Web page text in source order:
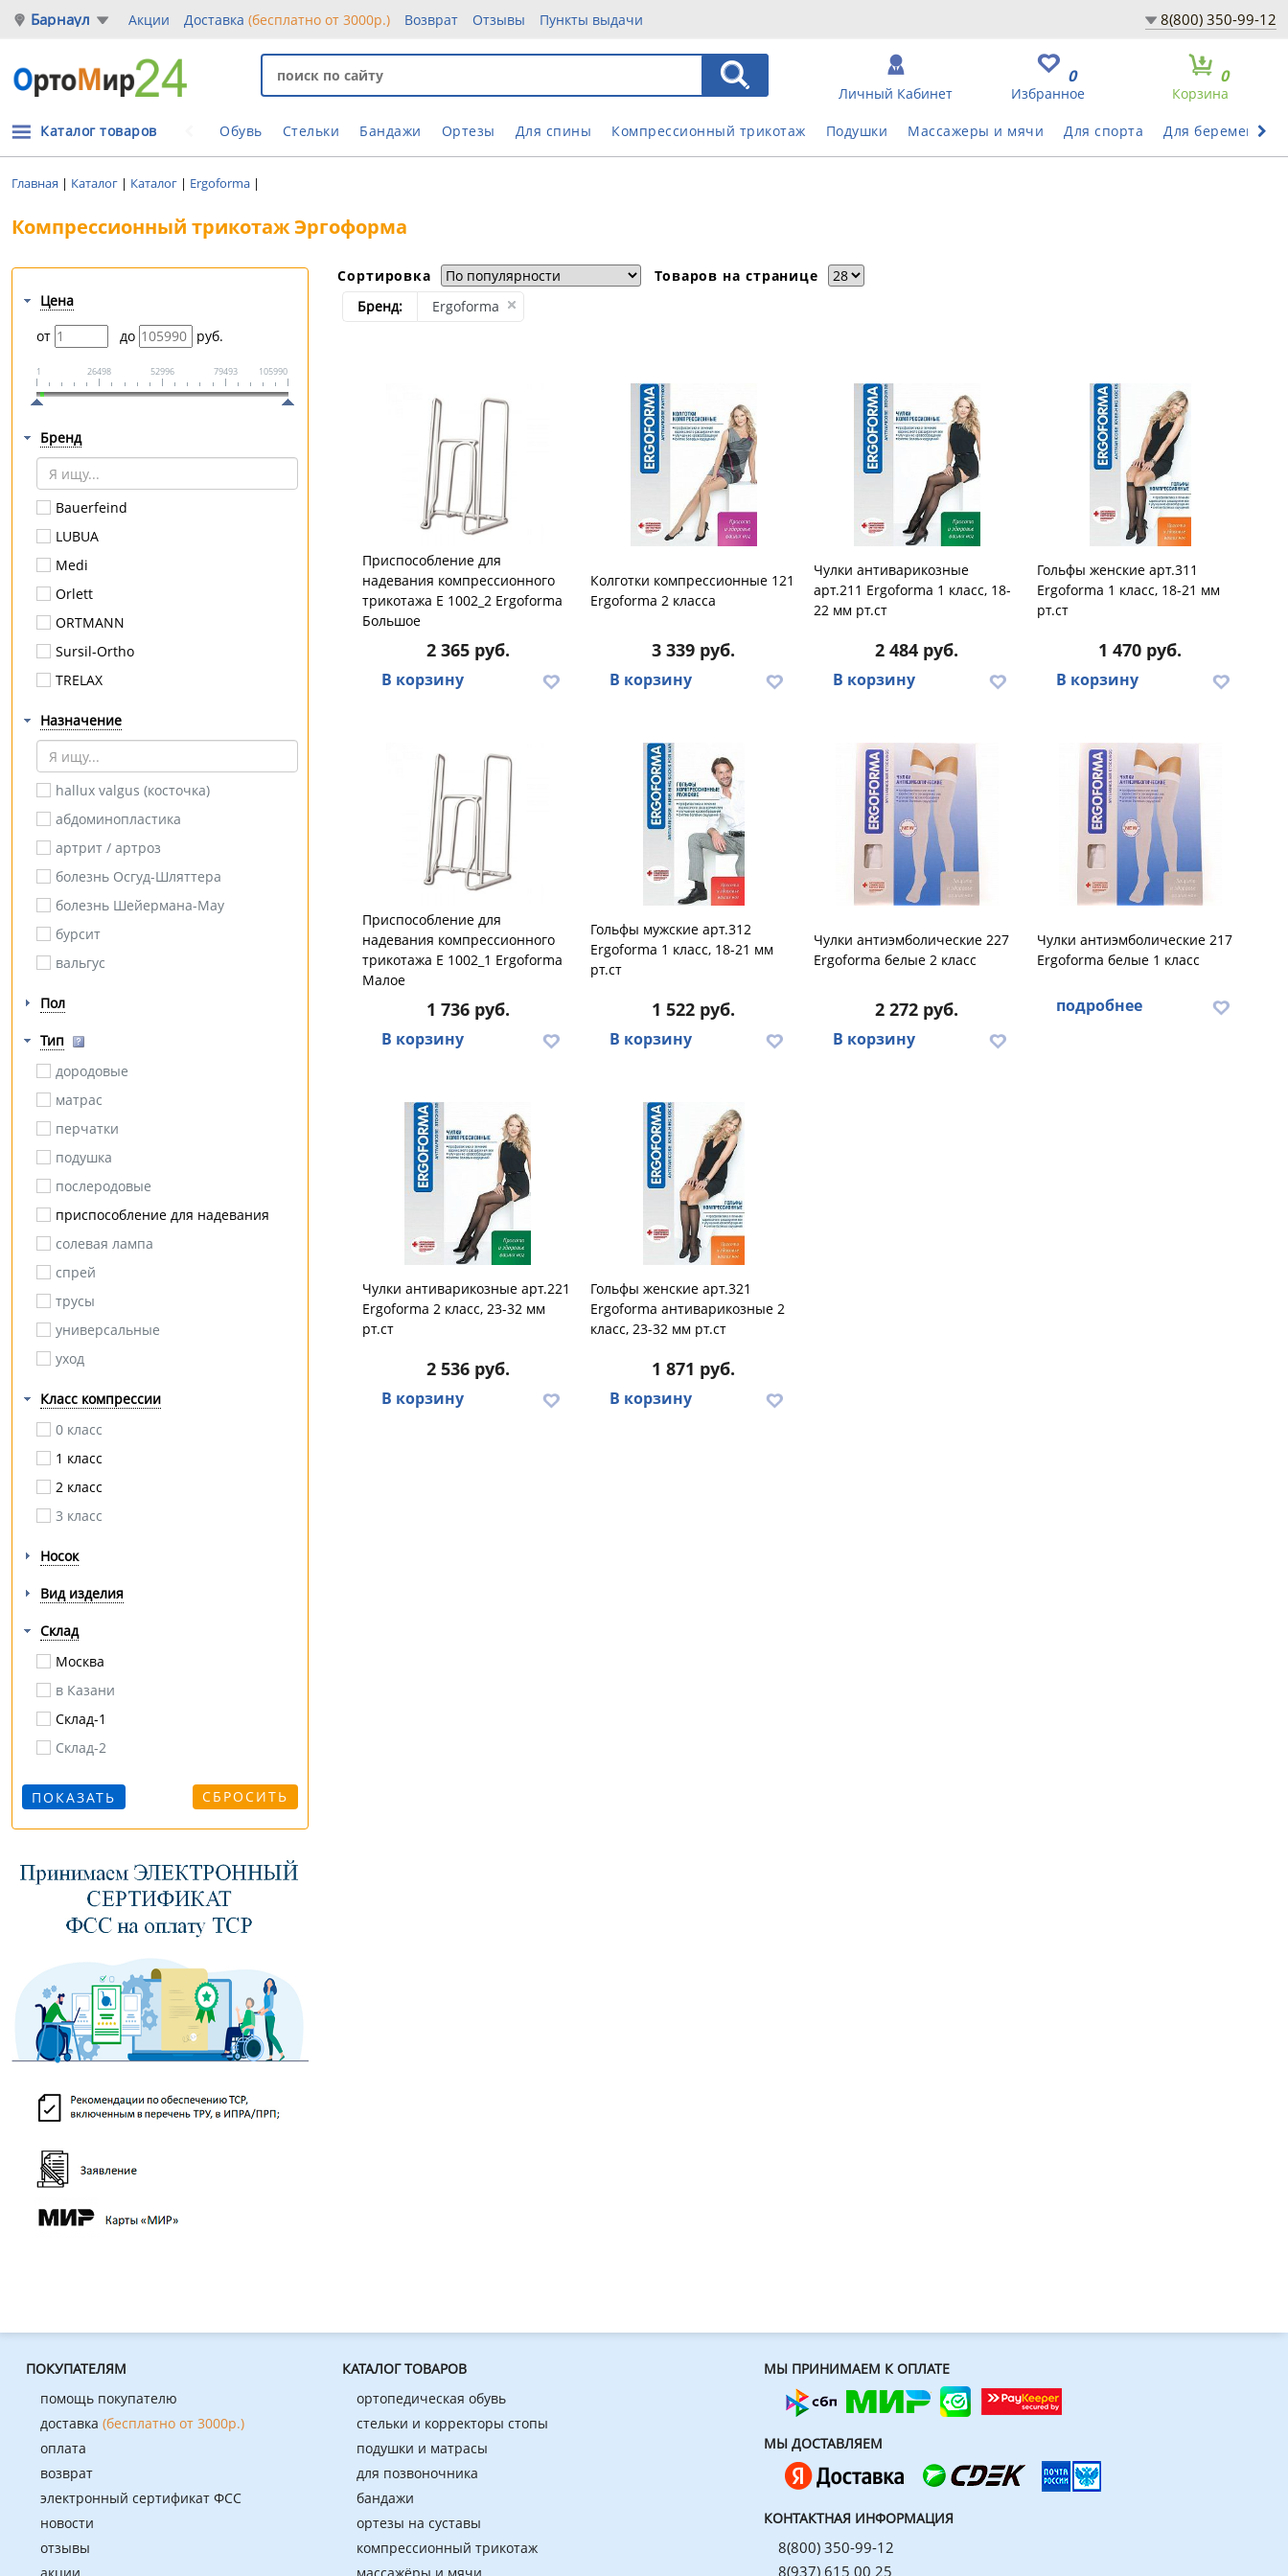
Барнаул Акции Доставка(бесплатно от 3000р.) Возврат Отзывы Пункты выдачи 8(800) 350-99-12
Корзина
0
Избранное
0
Личный Кабинет
Обувь Стельки Бандажи Ортезы Для спины Компрессионный трикотаж Подушки Массажеры и мячи Для спорта Для беременных
Каталог товаров
Главная | Каталог | Каталог | Ergoforma |
Компрессионный трикотаж Эргоформа
Цена
от
до руб.
1 26498 52996 79493 105990
Бренд
Bauerfeind
LUBUA
Medi
Orlett
ORTMANN
Sursil-Ortho
TRELAX
GOODSLEEP
KINERAPY
OPPO Medical
Orto
Экотен
Luomma
ORTO Professional
Otto Bock
BRONIGEN
CEP (Medi)
Dunlastic
ErgoPower
HEEL COMFORT
Idealista
ORTOMEDICA
Дельта Терм
Ляпко
ОРТОСИЛА
Тимбэ Продакшен
Ergoforce
Ergoforma
Орто.Ник
Comforma
ERGODYNAMIC
Orthoforma
Fosta
Эволайн
ТОРГ лайнс
Армед
Hilberd
Назначение
hallux valgus (косточка)
абдоминопластика
артрит / артроз
болезнь Осгуд-Шляттера
болезнь Шейермана-Мау
бурсит
вальгус
грыжа
диабет
ДЦП
кесарева сечения
комбинированное плоскостопие
компрессионный перелом
косолапость
кривошея
лимфедема
липосакция
маммопластика
мастэктомия
межпозвоночная грыжа
миозит
мозоли / натоптыши
на полную ногу
на протез
нестабильность
операция
опущение внутренних органов
остеопороз
остеохондроз
паралич
паховая грыжа
плоскостопие
плоскостопие поперечное
полая стопа
протрузия
разрыв / растяжение
роды
сколиоз
смещения позвонков
травмы
усталость
шпора
Пол
Тип
дородовые
матрас
перчатки
подушка
послеродовые
приспособление для надевания
солевая лампа
спрей
трусы
универсальные
уход
Класс компрессии
0 класс
1 класс
2 класс
3 класс
Носок
Вид изделия
Склад
Москва
в Казани
Склад-1
Склад-2
СБРОСИТЬ
Сортировка
Товаров на странице
Бренд:
Ergoforma
Приспособление для
надевания компрессионного
трикотажа E 1002_2 Ergoforma
Большое
2 365 руб.
В корзину
Колготки компрессионные 121
Ergoforma 2 класса
3 339 руб.
В корзину
Чулки антиварикозные
арт.211 Ergoforma 1 класс, 18-
22 мм рт.ст
2 484 руб.
В корзину
Гольфы женские арт.311
Ergoforma 1 класс, 18-21 мм
рт.ст
1 470 руб.
В корзину
Приспособление для
надевания компрессионного
трикотажа E 1002_1 Ergoforma
Малое
1 736 руб.
В корзину
Гольфы мужские арт.312
Ergoforma 1 класс, 18-21 мм
рт.ст
1 522 руб.
В корзину
Чулки антиэмболические 227
Ergoforma белые 2 класс
2 272 руб.
В корзину
Чулки антиэмболические 217
Ergoforma белые 1 класс
подробнее
Чулки антиварикозные арт.221
Ergoforma 2 класс, 23-32 мм
рт.ст
2 536 руб.
В корзину
Гольфы женские арт.321
Ergoforma антиварикозные 2
класс, 23-32 мм рт.ст
1 871 руб.
В корзину
ПОКУПАТЕЛЯМ
помощь покупателю
доставка (бесплатно от 3000р.)
оплата
возврат
электронный сертификат ФСС
новости
отзывы
КАТАЛОГ ТОВАРОВ
ортопедическая обувь
стельки и корректоры стопы
подушки и матрасы
для позвоночника
бандажи
ортезы на суставы
компрессионный трикотаж
МЫ ПРИНИМАЕМ К ОПЛАТЕ
МЫ ДОСТАВЛЯЕМ
КОНТАКТНАЯ ИНФОРМАЦИЯ
8(800) 350-99-12
8(937) 615 00 25